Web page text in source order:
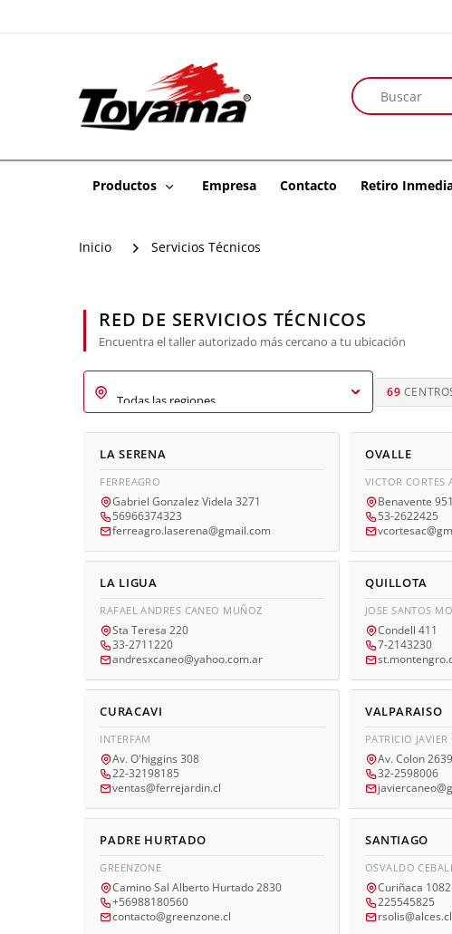
Productos Empresa Contacto Retiro
Inicio Servicios Técnicos
RED DE SERVICIOS TÉCNICOS
Encuentra el taller autorizado más cercano a tu ubicación
69
LA SERENA
FERREAGRO
Gabriel Gonzalez Videla 3271
56966374323
ferreagro.laserena@gmail.com
OVALLE
VICTOR CORTES
Benavente 951
53-2622425
LA LIGUA
RAFAEL ANDRES CANEO MUÑOZ
Sta Teresa 220
33-2711220
andresxcaneo@yahoo.com.ar
QUILLOTA
JOSE SANTOS
Condell 411
7-2143230
CURACAVI
INTERFAM
Av. O'higgins 308
22-32198185
ventas@ferrejardin.cl
VALPARAISO
PATRICIO
Av. Colon 2639
32-2598006
PADRE HURTADO
GREENZONE
Camino Sal Alberto Hurtado 2830
+56988180560
contacto@greenzone.cl
SANTIAGO
OSVALDO
Curiñaca 1082
225545825
rsolis@alces.cl